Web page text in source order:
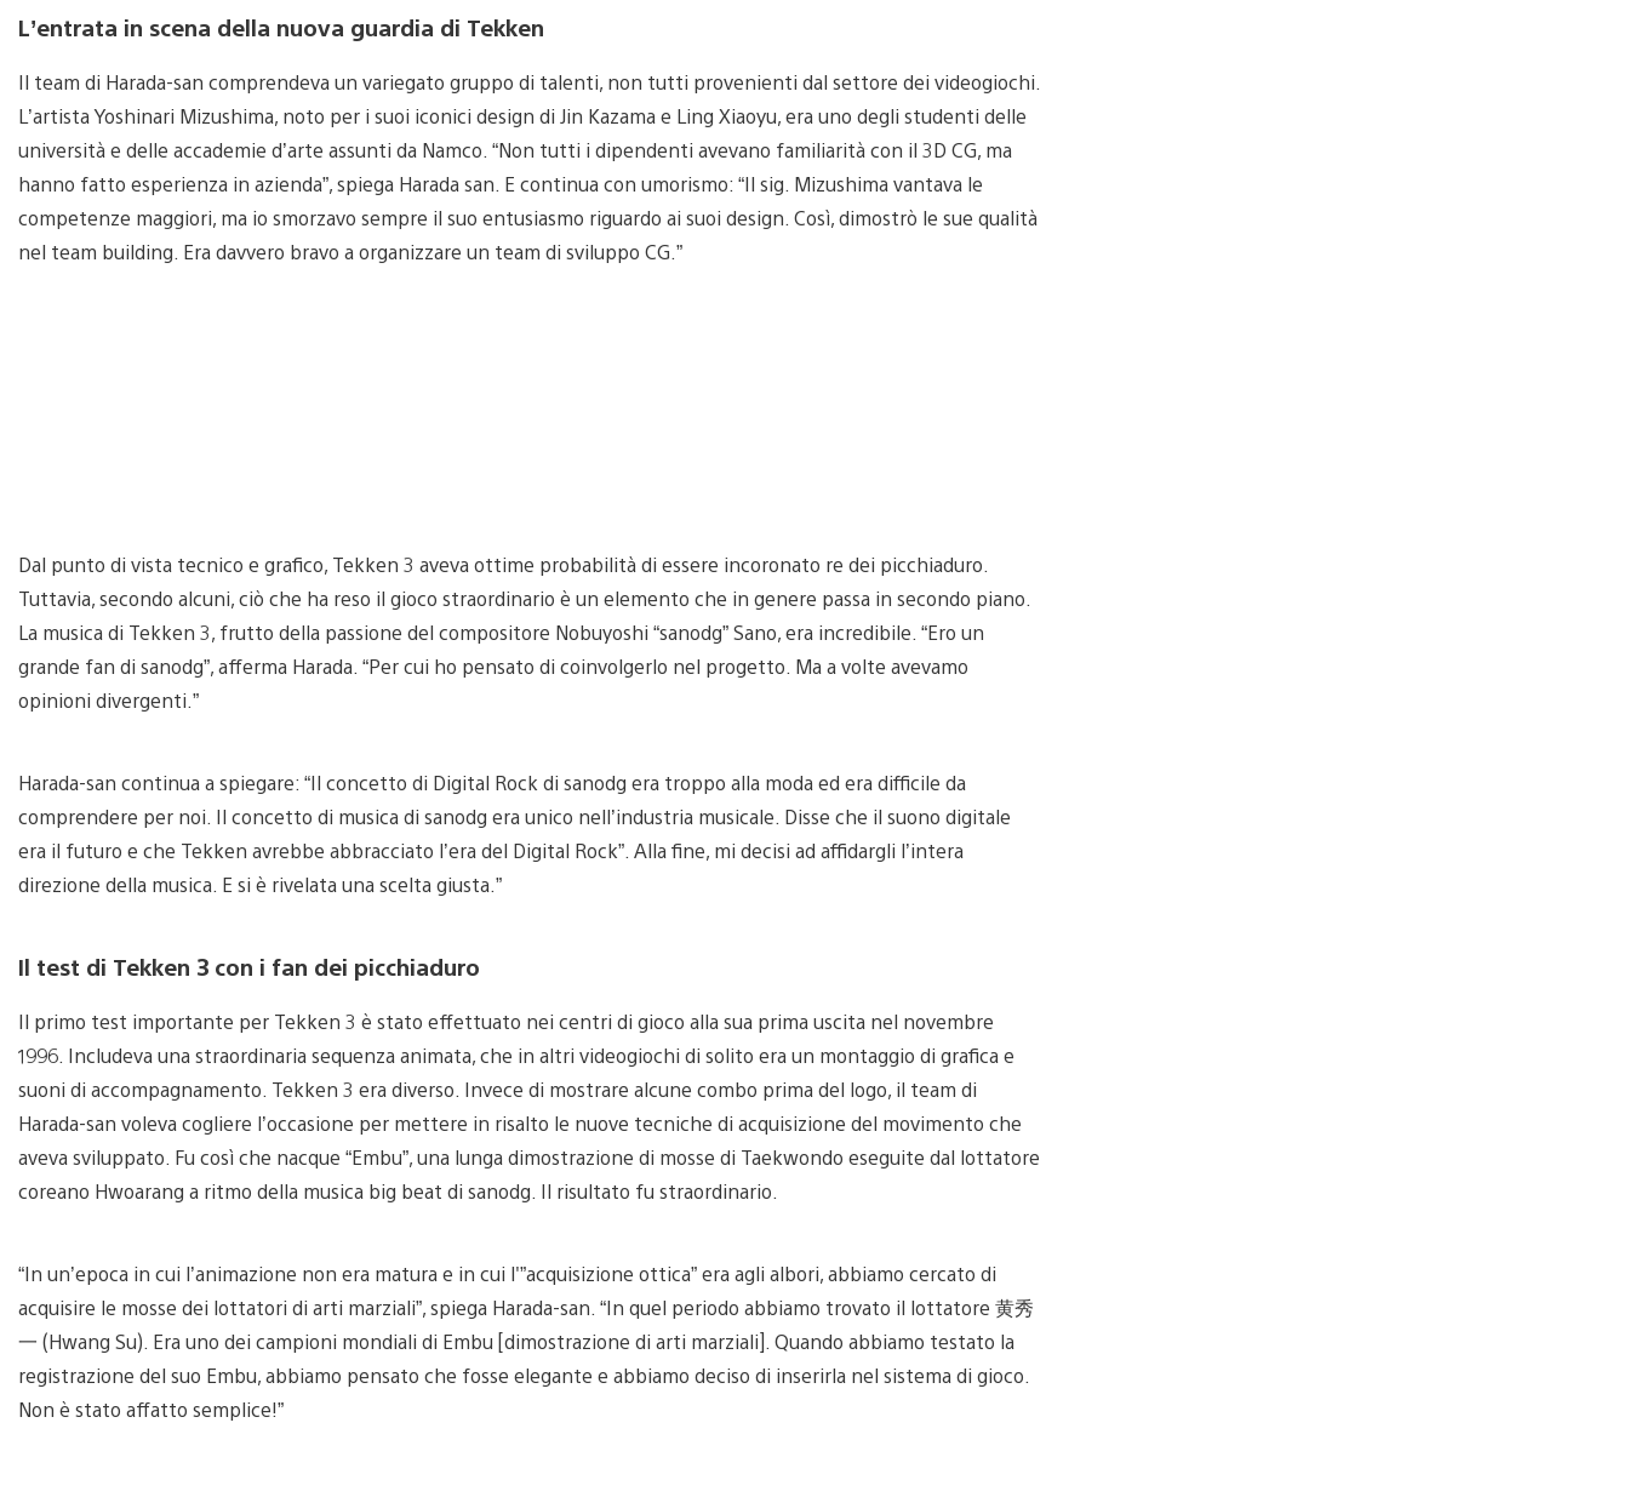
L’entrata in scena della nuova guardia di Tekken
Il team di Harada-san comprendeva un variegato gruppo di talenti, non tutti provenienti dal settore dei videogiochi.
L’artista Yoshinari Mizushima, noto per i suoi iconici design di Jin Kazama e Ling Xiaoyu, era uno degli studenti delle
università e delle accademie d’arte assunti da Namco. “Non tutti i dipendenti avevano familiarità con il 3D CG, ma
hanno fatto esperienza in azienda”, spiega Harada san. E continua con umorismo: “Il sig. Mizushima vantava le
competenze maggiori, ma io smorzavo sempre il suo entusiasmo riguardo ai suoi design. Così, dimostrò le sue qualità
nel team building. Era davvero bravo a organizzare un team di sviluppo CG.”
Dal punto di vista tecnico e grafico, Tekken 3 aveva ottime probabilità di essere incoronato re dei picchiaduro.
Tuttavia, secondo alcuni, ciò che ha reso il gioco straordinario è un elemento che in genere passa in secondo piano.
La musica di Tekken 3, frutto della passione del compositore Nobuyoshi “sanodg” Sano, era incredibile. “Ero un
grande fan di sanodg”, afferma Harada. “Per cui ho pensato di coinvolgerlo nel progetto. Ma a volte avevamo
opinioni divergenti.”
Harada-san continua a spiegare: “Il concetto di Digital Rock di sanodg era troppo alla moda ed era difficile da
comprendere per noi. Il concetto di musica di sanodg era unico nell’industria musicale. Disse che il suono digitale
era il futuro e che Tekken avrebbe abbracciato l’era del Digital Rock”. Alla fine, mi decisi ad affidargli l’intera
direzione della musica. E si è rivelata una scelta giusta.”
Il test di Tekken 3 con i fan dei picchiaduro
Il primo test importante per Tekken 3 è stato effettuato nei centri di gioco alla sua prima uscita nel novembre
1996. Includeva una straordinaria sequenza animata, che in altri videogiochi di solito era un montaggio di grafica e
suoni di accompagnamento. Tekken 3 era diverso. Invece di mostrare alcune combo prima del logo, il team di
Harada-san voleva cogliere l’occasione per mettere in risalto le nuove tecniche di acquisizione del movimento che
aveva sviluppato. Fu così che nacque “Embu”, una lunga dimostrazione di mosse di Taekwondo eseguite dal lottatore
coreano Hwoarang a ritmo della musica big beat di sanodg. Il risultato fu straordinario.
“In un’epoca in cui l’animazione non era matura e in cui l'”acquisizione ottica” era agli albori, abbiamo cercato di
acquisire le mosse dei lottatori di arti marziali”, spiega Harada-san. “In quel periodo abbiamo trovato il lottatore 黄秀
一 (Hwang Su). Era uno dei campioni mondiali di Embu [dimostrazione di arti marziali]. Quando abbiamo testato la
registrazione del suo Embu, abbiamo pensato che fosse elegante e abbiamo deciso di inserirla nel sistema di gioco.
Non è stato affatto semplice!”